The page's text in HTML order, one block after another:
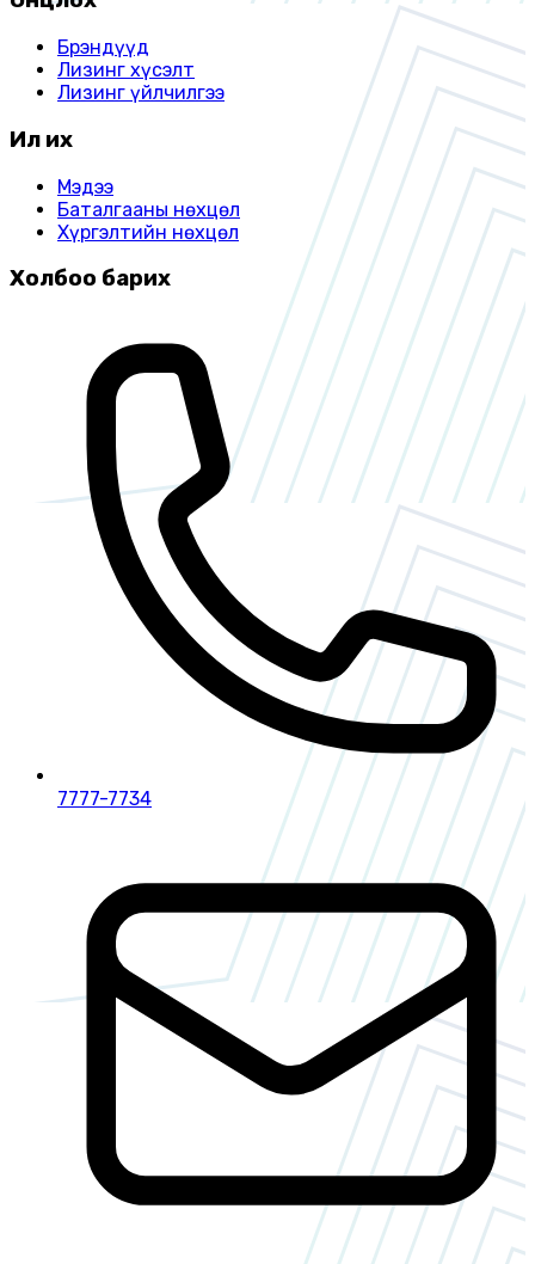
Брэндүүд
Лизинг хүсэлт
Лизинг үйлчилгээ
Илүү их
Мэдээ
Баталгааны нөхцөл
Хүргэлтийн нөхцөл
Холбоо барих
7777-7734